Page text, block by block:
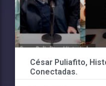
César Puliafito,
Conectadas.